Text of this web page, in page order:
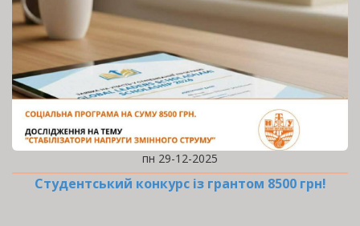
пн 29-12-2025
Студентський конкурс із грантом 8500 грн!